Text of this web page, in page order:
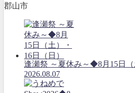
郡山市
逢瀬祭 ～夏休み～◆8月15日（
2026.08.07